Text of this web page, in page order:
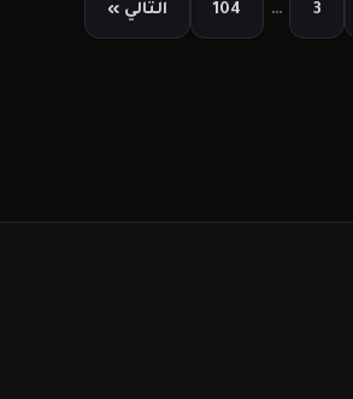
3
…
104 التالي »